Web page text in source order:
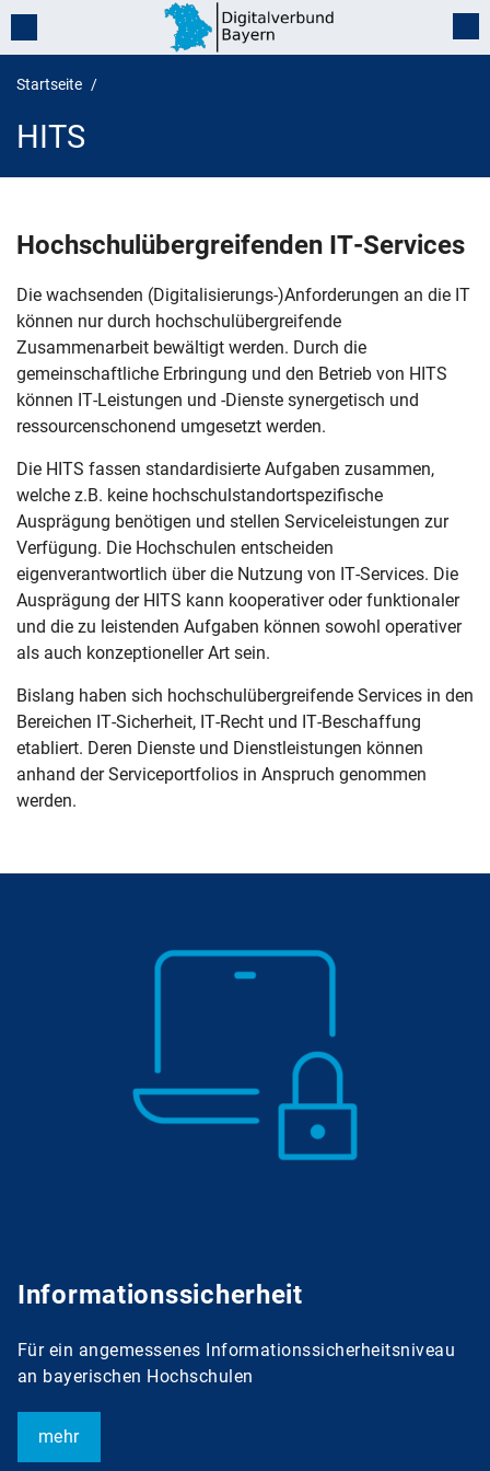
Startseite
HITS
HITS
Hochschulübergreifenden IT-Services
Die wachsenden (Digitalisierungs-)Anforderungen an die IT
können nur durch hochschulübergreifende
Zusammenarbeit bewältigt werden. Durch die
gemeinschaftliche Erbringung und den Betrieb von HITS
können IT-Leistungen und -Dienste synergetisch und
ressourcenschonend umgesetzt werden.
Die HITS fassen standardisierte Aufgaben zusammen,
welche z.B. keine hochschulstandortspezifische
Ausprägung benötigen und stellen Serviceleistungen zur
Verfügung. Die Hochschulen entscheiden
eigenverantwortlich über die Nutzung von IT-Services. Die
Ausprägung der HITS kann kooperativer oder funktionaler
und die zu leistenden Aufgaben können sowohl operativer
als auch konzeptioneller Art sein.
Bislang haben sich hochschulübergreifende Services in den
Bereichen IT-Sicherheit, IT-Recht und IT-Beschaffung
etabliert. Deren Dienste und Dienstleistungen können
anhand der Serviceportfolios in Anspruch genommen
werden.
Informationssicherheit
Für ein angemessenes Informationssicherheitsniveau
an bayerischen Hochschulen
mehr